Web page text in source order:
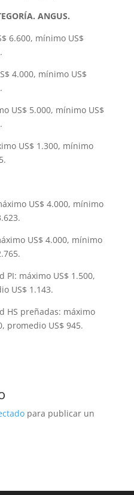
ANGUS.
6.600, mínimo US$
4.000, mínimo US$
US$ 5.000, mínimo US$
US$ 1.300, mínimo
US$ 4.000, mínimo
US$ 4.000, mínimo
PI: máximo US$ 1.500,
US$ 1.143.
HS preñadas: máximo
promedio US$ 945.
para publicar un